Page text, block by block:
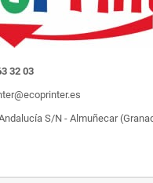
32 03
S/N - Almuñecar